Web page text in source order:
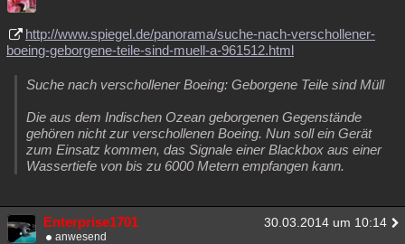
http://www.spiegel.de/panorama/suche-nach-verschollener-
boeing-geborgene-teile-sind-muell-a-961512.html
Suche nach verschollener Boeing: Geborgene Teile sind Müll
Die aus dem Indischen Ozean geborgenen Gegenstände
gehören nicht zur verschollenen Boeing. Nun soll ein Gerät
zum Einsatz kommen, das Signale einer Blackbox aus einer
Wassertiefe von bis zu 6000 Metern empfangen kann.
Enterprise1701 30.03.2014 um 10:14
anwesend